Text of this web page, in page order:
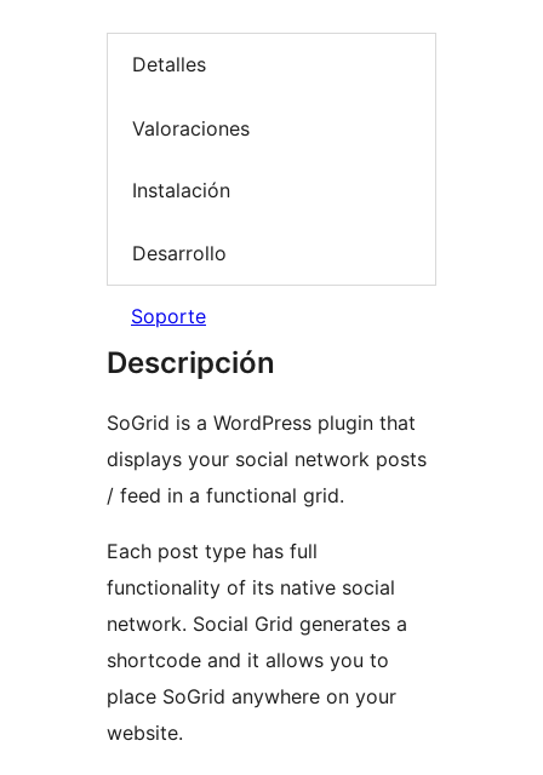
Detalles
Valoraciones
Instalación
Desarrollo
Soporte
Descripción
SoGrid is a WordPress plugin that
displays your social network posts
/ feed in a functional grid.
Each post type has full
functionality of its native social
network. Social Grid generates a
shortcode and it allows you to
place SoGrid anywhere on your
website.